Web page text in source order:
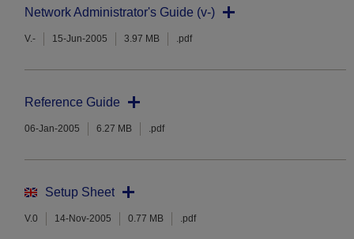
Network Administrator's Guide (v-)
V.- 15-Jun-2005 3.97 MB .pdf
Reference Guide
06-Jan-2005 6.27 MB .pdf
Setup Sheet
V.0 14-Nov-2005 0.77 MB .pdf